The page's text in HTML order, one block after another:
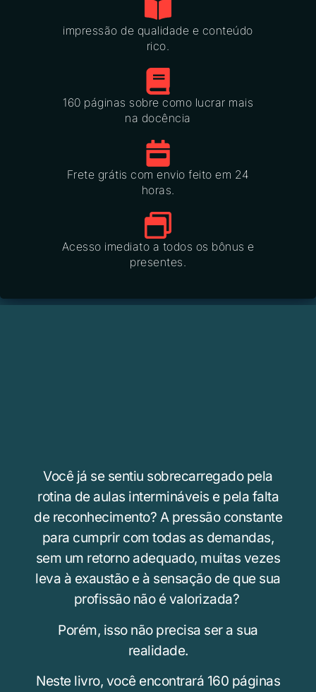
impressão de qualidade e conteúdo
rico.
160 páginas sobre como lucrar mais
na docência
Frete grátis com envio feito em 24
horas.
Acesso imediato a todos os bônus e
presentes.
Você já se sentiu sobrecarregado pela
rotina de aulas intermináveis e pela falta
de reconhecimento? A pressão constante
para cumprir com todas as demandas,
sem um retorno adequado, muitas vezes
leva à exaustão e à sensação de que sua
profissão não é valorizada?
Porém, isso não precisa ser a sua
realidade.
Neste livro, você encontrará 160 páginas